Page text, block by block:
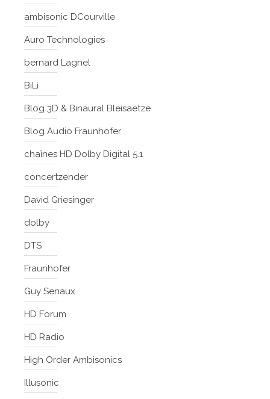
ambisonic DCourville
Auro Technologies
bernard Lagnel
BiLi
Blog 3D & Binaural Bleisaetze
Blog Audio Fraunhofer
chaînes HD Dolby Digital 5.1
concertzender
David Griesinger
dolby
DTS
Fraunhofer
Guy Senaux
HD Forum
HD Radio
High Order Ambisonics
Illusonic